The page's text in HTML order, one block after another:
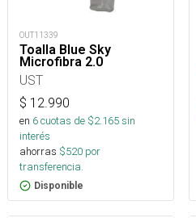
OUT11339
Toalla Blue Sky
Microfibra 2.0
UST
$ 12.990
en 6cuotas de $2.165sin
interés
ahorras $520 por
transferencia.
Disponible